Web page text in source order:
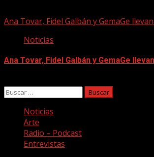
Ana Tovar, Fidel Galbán y GemaGe
Noticias
Ana Tovar, Fidel Galbán y GemaGe
Buscar:
Noticias
Arte
Radio – Podcast
Entrevistas